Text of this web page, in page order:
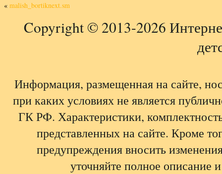
« malish_bortiknext.sm
Copyright © 2013-2026
Информация, размещенная на сайте,
при каких условиях не является
ГК РФ. Характеристики,
представленных на сайте. Кроме
предупреждения вносить
уточняйте полное описание